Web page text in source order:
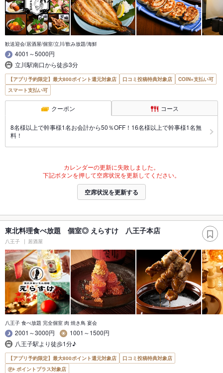
歓送迎会/居酒屋/個室/立川/飲み放題/海鮮
4001～5000円
立川駅南口から徒歩3分
【アプリ予約限定】最大800ポイント還元対象店 口コミ投稿特典対象店
COIN+支払い可
スマート支払い可
クーポン コース
8名様以上で幹事様1名お会計から50％OFF！16名様以上で幹事様1名無
料！
カレンダーの更新に失敗しました。
下記ボタンを押して空席状況を更新してください。
空席状況を更新する
東北料理食べ放題 個室◎ えらすけ 八王子本店
八王子 居酒屋
八王子 食べ放題 完全個室 肉 焼き鳥 宴会
2001～3000円
1001～1500円
八王子駅より徒歩1分♪
【アプリ予約限定】最大800ポイント還元対象店
口コミ投稿特典対象店
ポイントプラス対象店